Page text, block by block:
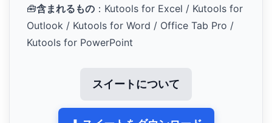
🧰含まれるもの ：Kutools for Excel / Kutools for
Outlook / Kutools for Word / Office Tab Pro /
Kutools for PowerPoint
スイートについて